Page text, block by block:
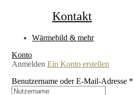
Kontakt
Wärmebild & mehr
Konto
Anmelden Ein Konto erstellen
Benutzername oder E-Mail-Adresse *